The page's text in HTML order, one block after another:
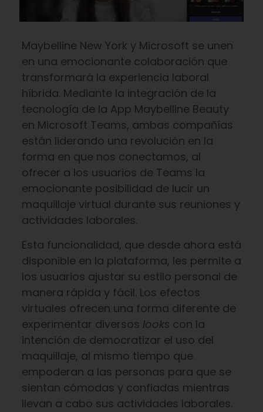
Maybelline New York y Microsoft se unen
en una emocionante colaboración que
transformará la experiencia laboral
híbrida. Mediante la integración de la
tecnología de la App Maybelline Beauty
en Microsoft Teams, ambas compañías
están liderando una revolución en la
forma en que nos conectamos, al
ofrecer a los usuarios de Teams la
emocionante posibilidad de lucir un
maquillaje virtual durante sus reuniones y
actividades laborales.
Esta funcionalidad, que desde ahora está
disponible en la plataforma, les permite a
los usuarios ajustar su estilo personal de
manera rápida y fácil. Los efectos
virtuales ofrecen una forma diferente de
experimentar diversos looks con la
intención de democratizar el uso del
maquillaje, al mismo tiempo que
empoderan a las personas para que se
sientan cómodas y confiadas mientras
llevan a cabo sus actividades laborales.